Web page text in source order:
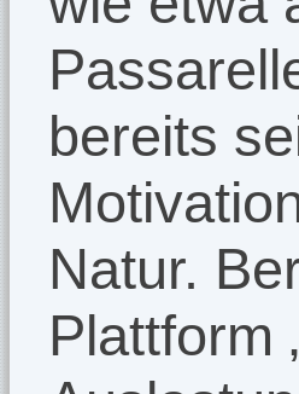
bereits
Natur.
Plattform